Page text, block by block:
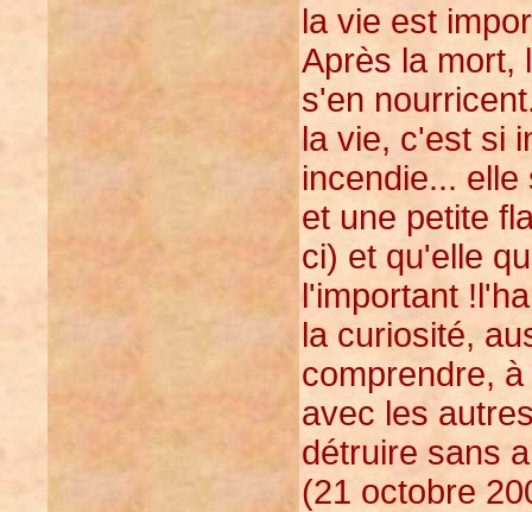
la vie est
Après la mort,
s'en
la vie, c'est si
incendie...
et une petite
ci) et qu'elle
l'important
la curiosité,
comprendre,
avec les
détruire sans
(21 octobre